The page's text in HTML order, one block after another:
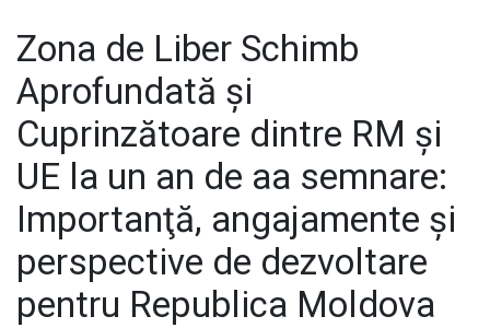
Proiecte de
asistență
E-Bibliotecă
Contacte
Zona de Liber Schimb
Aprofundată și
Cuprinzătoare dintre RM și
UE la un an de aa semnare:
Importanţă, angajamente și
perspective de dezvoltare
pentru Republica Moldova